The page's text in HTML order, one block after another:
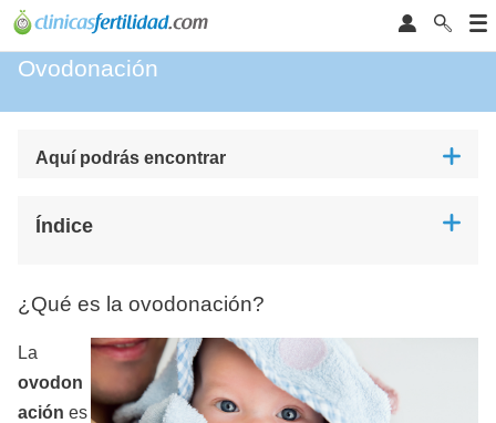
Ovodonación
Aquí podrás encontrar
Índice
¿Qué es la ovodonación?
La
ovodon
ación es